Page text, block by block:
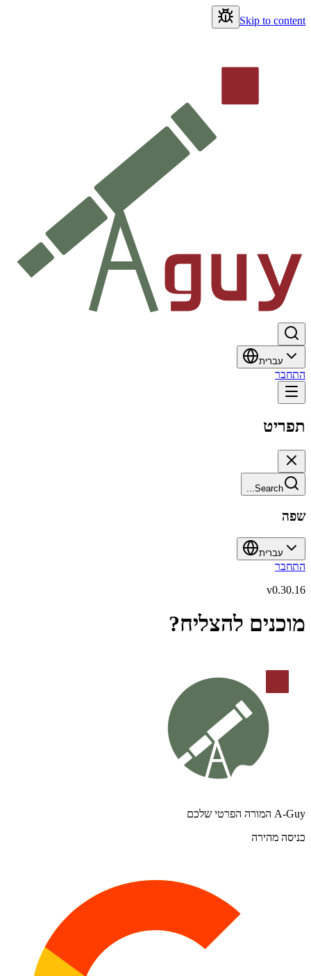
Skip to content
עברית
התחבר
תפריט
Search...
שפה
עברית
התחבר
v0.30.16
מוכנים להצליח?
A-Guy המורה הפרטי שלכם
כניסה מהירה